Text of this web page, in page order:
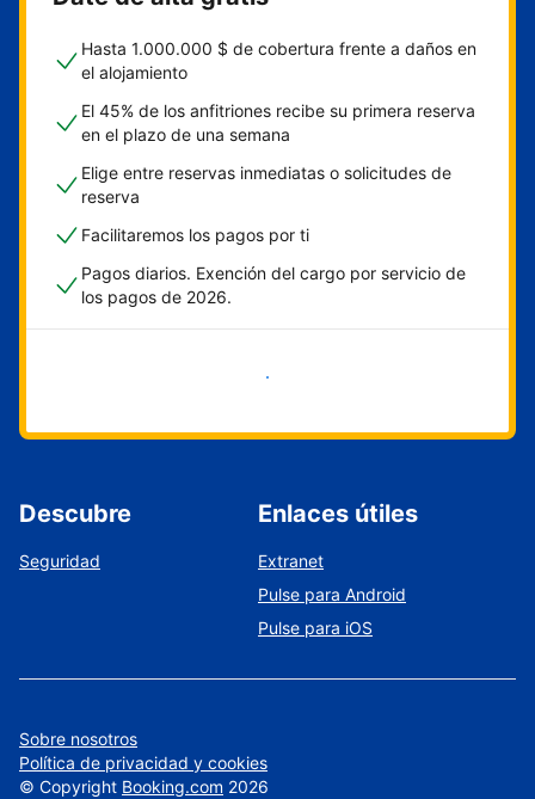
Hasta 1.000.000 $ de cobertura frente a daños en
el alojamiento
El 45% de los anfitriones recibe su primera reserva
en el plazo de una semana
Elige entre reservas inmediatas o solicitudes de
reserva
Facilitaremos los pagos por ti
Pagos diarios. Exención del cargo por servicio de
los pagos de 2026.
Empieza ahora
Descubre
Seguridad
Enlaces útiles
Extranet
Pulse para Android
Pulse para iOS
Sobre nosotros
Política de privacidad y cookies
© Copyright Booking.com 2026